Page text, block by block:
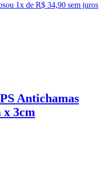
ou 1x de R$ 34,90 sem juros
Antichamas
x 3cm